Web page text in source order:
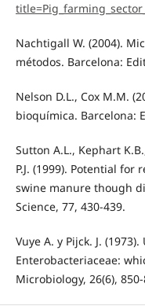
Nachtigall W. (2004).
métodos. Barcelona:
Nelson D.L., Cox M.M.
bioquímica. Barcelona:
Sutton A.L., Kephart
P.J. (1999). Potential
swine manure though
Science, 77, 430-439.
Vuye A. y Pijck. J.
Enterobacteriaceae:
Microbiology, 26(6),